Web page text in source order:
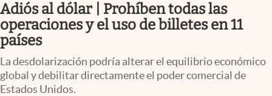
Espiritual
Streaming
PC y mobile
Lifestyle
Adiós al dólar | Prohíben todas las
operaciones y el uso de billetes en 11
países
La desdolarización podría alterar el equilibrio económico
global y debilitar directamente el poder comercial de
Estados Unidos.